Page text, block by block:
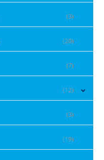
(3)
(20)
(7)
(12)
(3)
(19)